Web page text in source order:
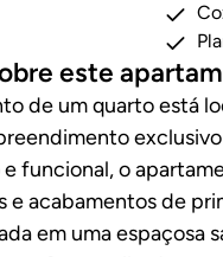
este
de um quarto está
funcional, o
acabamentos de
em uma espaçosa